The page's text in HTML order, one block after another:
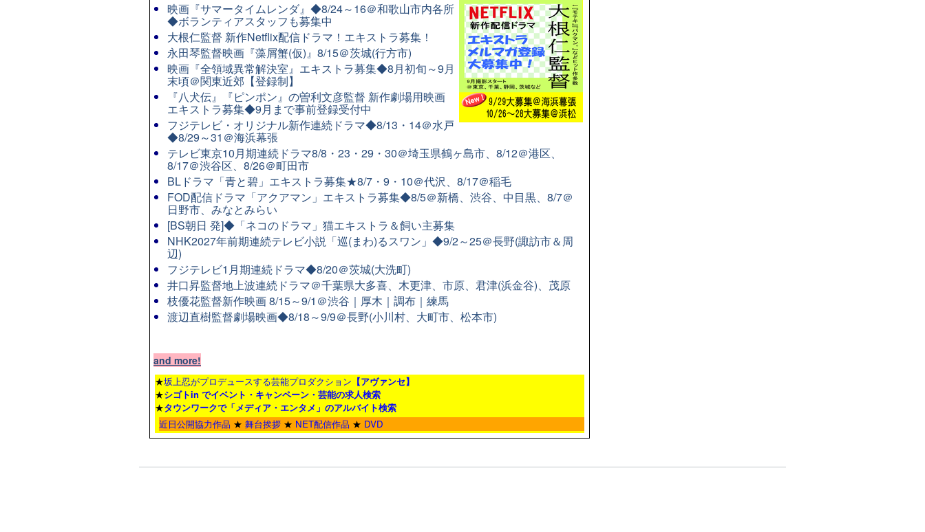
映画『サマータイムレンダ』◆8/24～16＠和歌山市内各所
◆ボランティアスタッフも募集中
大根仁監督 新作Netflix配信ドラマ！エキストラ募集！
永田琴監督映画『藻屑蟹(仮)』8/15＠茨城(行方市)
映画『全領域異常解決室』エキストラ募集◆8月初旬～9月
末頃＠関東近郊【登録制】
『八犬伝』『ピンポン』の曽利文彦監督 新作劇場用映画
エキストラ募集◆9月まで事前登録受付中
フジテレビ・オリジナル新作連続ドラマ◆8/13・14＠水戸
◆8/29～31＠海浜幕張
テレビ東京10月期連続ドラマ8/8・23・29・30＠埼玉県鶴ヶ島市、8/12＠港区、
8/17＠渋谷区、8/26＠町田市
BLドラマ「青と碧」エキストラ募集★8/7・9・10＠代沢、8/17＠稲毛
FOD配信ドラマ「アクアマン」エキストラ募集◆8/5＠新橋、渋谷、中目黒、8/7＠
日野市、みなとみらい
[BS朝日 発]◆「ネコのドラマ」猫エキストラ＆飼い主募集
NHK2027年前期連続テレビ小説「巡(まわ)るスワン」◆9/2～25＠長野(諏訪市＆周
辺)
フジテレビ1月期連続ドラマ◆8/20＠茨城(大洗町)
井口昇監督地上波連続ドラマ＠千葉県大多喜、木更津、市原、君津(浜金谷)、茂原
枝優花監督新作映画 8/15～9/1＠渋谷｜厚木｜調布｜練馬
渡辺直樹監督劇場映画◆8/18～9/9＠長野(小川村、大町市、松本市)
and more!
★坂上忍がプロデュースする芸能プロダクション 【アヴァンセ】
★シゴトin でイベント・キャンペーン・芸能の求人検索
★タウンワークで「メディア・エンタメ」のアルバイト検索
近日公開協力作品 ★ 舞台挨拶 ★ NET配信作品 ★ DVD